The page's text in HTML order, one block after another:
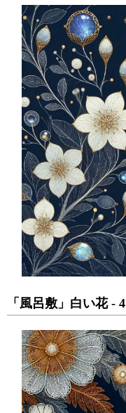
「風呂敷」白い花 - 4